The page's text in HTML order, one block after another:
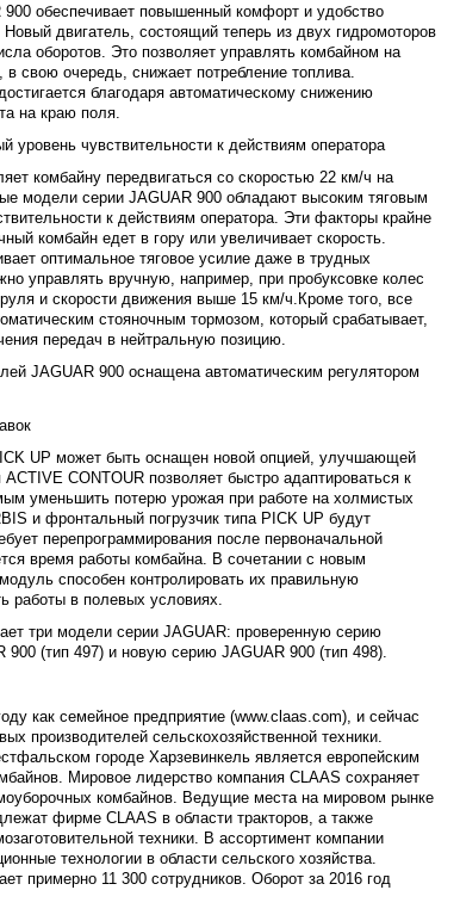
обеспечивает повышенный комфорт и удобство
двигатель, состоящий теперь из двух гидромоторов
оборотов. Это позволяет управлять комбайном на
в свою очередь, снижает потребление топлива.
благодаря автоматическому снижению
на краю поля.
уровень чувствительности к действиям оператора
комбайну передвигаться со скоростью 22 км/ч на
модели серии JAGUAR 900 обладают высоким тяговым
к действиям оператора. Эти факторы крайне
комбайн едет в гору или увеличивает скорость.
оптимальное тяговое усилие даже в трудных
управлять вручную, например, при пробуксовке колес
и скорости движения выше 15 км/ч.Кроме того, все
стояночным тормозом, который срабатывает,
передач в нейтральную позицию.
JAGUAR 900 оснащена автоматическим регулятором
UP может быть оснащен новой опцией, улучшающей
CONTOUR позволяет быстро адаптироваться к
уменьшить потерю урожая при работе на холмистых
и фронтальный погрузчик типа PICK UP будут
перепрограммирования после первоначальной
время работы комбайна. В сочетании с новым
способен контролировать их правильную
работы в полевых условиях.
три модели серии JAGUAR: проверенную серию
(тип 497) и новую серию JAGUAR 900 (тип 498).
как семейное предприятие (www.claas.com), и сейчас
производителей сельскохозяйственной техники.
городе Харзевинкель является европейским
Мировое лидерство компания CLAAS сохраняет
комбайнов. Ведущие места на мировом рынке
фирме CLAAS в области тракторов, а также
техники. В ассортимент компании
технологии в области сельского хозяйства.
примерно 11 300 сотрудников. Оборот за 2016 год